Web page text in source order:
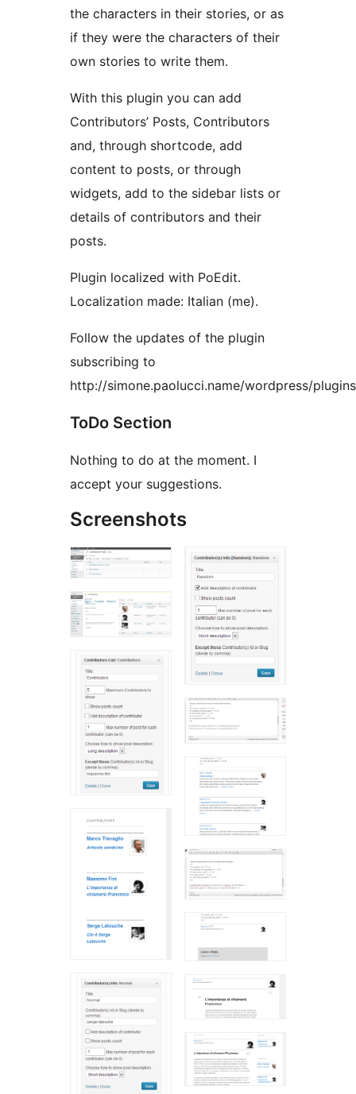
the characters in their stories, or as
if they were the characters of their
own stories to write them.
With this plugin you can add
Contributors’ Posts, Contributors
and, through shortcode, add
content to posts, or through
widgets, add to the sidebar lists or
details of contributors and their
posts.
Plugin localized with PoEdit.
Localization made: Italian (me).
Follow the updates of the plugin
subscribing to
http://simone.paolucci.name/wordpress/
ToDo Section
Nothing to do at the moment. I
accept your suggestions.
Screenshots